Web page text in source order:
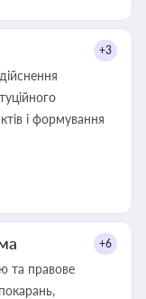
+3
і формування
+6
та правове